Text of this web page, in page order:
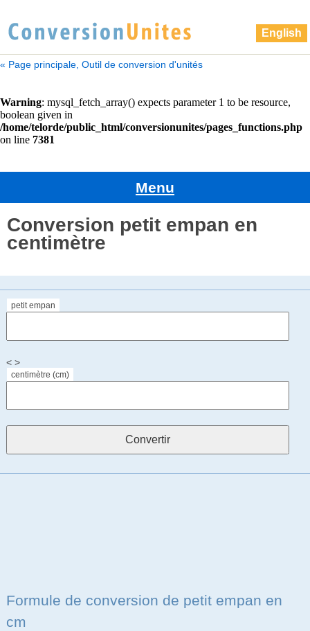
English
« Page principale, Outil de conversion d'unités
Menu
Conversion petit empan en
centimètre
petit empan
< >
centimètre (cm)
Formule de conversion de petit empan en
cm